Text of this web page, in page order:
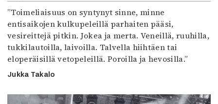
”Toimeliaisuus on syntynyt sinne, minne
entisaikojen kulkupeleillä parhaiten pääsi,
vesireittejä pitkin. Jokea ja merta. Veneillä, ruuhilla,
tukkilautoilla, laivoilla. Talvella hiihtäen tai
eloperäisillä vetopeleillä. Poroilla ja hevosilla.”
Jukka Takalo